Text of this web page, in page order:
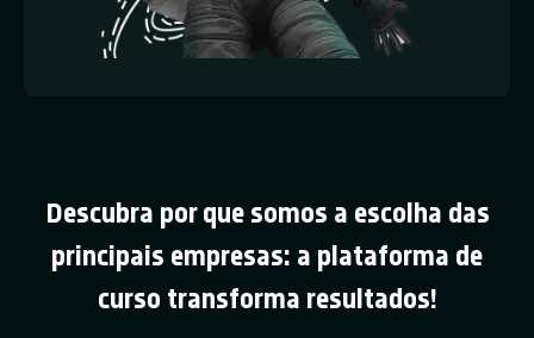
Descubra por que somos a escolha das
principais empresas: a plataforma de
curso transforma resultados!